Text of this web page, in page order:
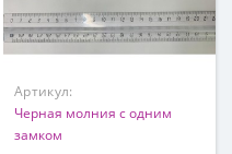
Артикул:
Черная молния с одним
замком